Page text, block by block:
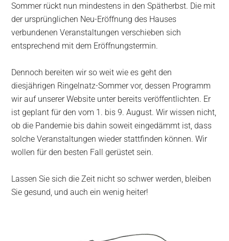
Sommer rückt nun mindestens in den Spätherbst. Die mit
der ursprünglichen Neu-Eröffnung des Hauses
verbundenen Veranstaltungen verschieben sich
entsprechend mit dem Eröffnungstermin.
Dennoch bereiten wir so weit wie es geht den
diesjährigen Ringelnatz-Sommer vor, dessen Programm
wir auf unserer Website unter bereits veröffentlichten. Er
ist geplant für den vom 1. bis 9. August. Wir wissen nicht,
ob die Pandemie bis dahin soweit eingedämmt ist, dass
solche Veranstaltungen wieder stattfinden können. Wir
wollen für den besten Fall gerüstet sein.
Lassen Sie sich die Zeit nicht so schwer werden, bleiben
Sie gesund, und auch ein wenig heiter!